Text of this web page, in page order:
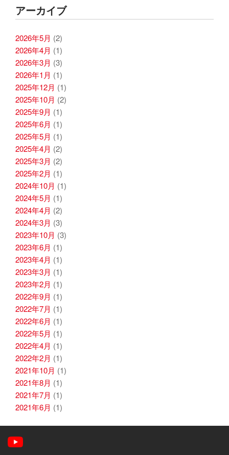
アーカイブ
2026年5月 (2)
2026年4月 (1)
2026年3月 (3)
2026年1月 (1)
2025年12月 (1)
2025年10月 (2)
2025年9月 (1)
2025年6月 (1)
2025年5月 (1)
2025年4月 (2)
2025年3月 (2)
2025年2月 (1)
2024年10月 (1)
2024年5月 (1)
2024年4月 (2)
2024年3月 (3)
2023年10月 (3)
2023年6月 (1)
2023年4月 (1)
2023年3月 (1)
2023年2月 (1)
2022年9月 (1)
2022年7月 (1)
2022年6月 (1)
2022年5月 (1)
2022年4月 (1)
2022年2月 (1)
2021年10月 (1)
2021年8月 (1)
2021年7月 (1)
2021年6月 (1)